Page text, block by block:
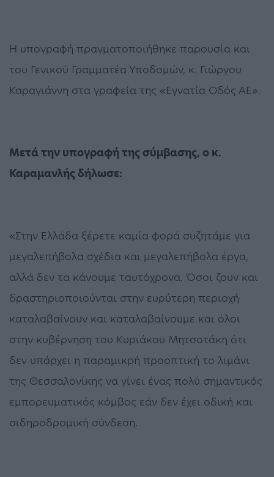
Η υπογραφή πραγματοποιήθηκε παρουσία και
του Γενικού Γραμματέα Υποδομών, κ. Γιώργου
Καραγιάννη στα γραφεία της «Εγνατία Οδός ΑΕ».
Μετά την υπογραφή της σύμβασης, ο κ.
Καραμανλής δήλωσε:
«Στην Ελλάδα ξέρετε καμία φορά συζητάμε για
μεγαλεπήβολα σχέδια και μεγαλεπήβολα έργα,
αλλά δεν τα κάνουμε ταυτόχρονα. Όσοι ζουν και
δραστηριοποιούνται στην ευρύτερη περιοχή
καταλαβαίνουν και καταλαβαίνουμε και όλοι
στην κυβέρνηση του Κυριάκου Μητσοτάκη ότι
δεν υπάρχει η παραμικρή προοπτική το λιμάνι
της Θεσσαλονίκης να γίνει ένας πολύ σημαντικός
εμπορευματικός κόμβος εάν δεν έχει οδική και
σιδηροδρομική σύνδεση.